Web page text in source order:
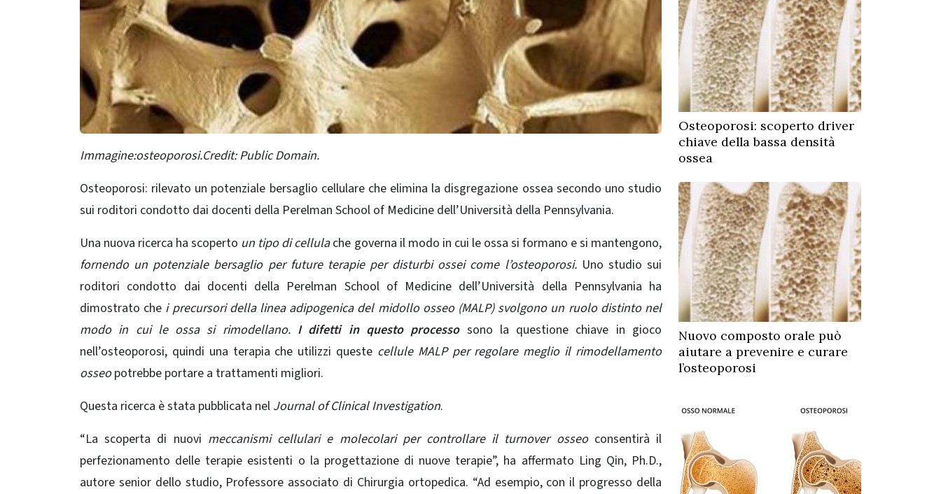
Immagine:osteoporosi.Credit: Public Domain.
Osteoporosi: rilevato un potenziale bersaglio cellulare che elimina la disgregazione ossea secondo uno studio
sui roditori condotto dai docenti della Perelman School of Medicine dell’Università della Pennsylvania.
Una nuova ricerca ha scoperto un tipo di cellulache governa il modo in cui le ossa si formano e si mantengono,
fornendo un potenziale bersaglio per future terapie per disturbi ossei come l’osteoporosi.Uno studio sui
roditori condotto dai docenti della Perelman School of Medicine dell’Università della Pennsylvania ha
dimostrato che i precursori della linea adipogenica del midollo osseo (MALP) svolgono un ruolo distinto nel
modo in cui le ossa si rimodellano.I difetti in questo processosono la questione chiave in gioco
nell’osteoporosi, quindi una terapia che utilizzi queste cellule MALP per regolare meglio il rimodellamento
osseopotrebbe portare a trattamenti migliori.
Questa ricerca è stata pubblicata nel Journal of Clinical Investigation.
“La scoperta di nuovi meccanismi cellulari e molecolari per controllare il turnover osseoconsentirà il
perfezionamento delle terapie esistenti o la progettazione di nuove terapie”, ha affermato Ling Qin, Ph.D.,
autore senior dello studio, Professore associato di Chirurgia ortopedica. “Ad esempio, con il progresso della
Osteoporosi: scoperto driver
chiave della bassa densità
ossea
Nuovo composto orale può
aiutare a prevenire e curare
l’osteoporosi